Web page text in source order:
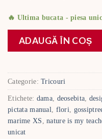
🔥 Ultima bucata - piesa
ADAUGĂ ÎN COȘ
Categorie:Tricouri
Etichete: dama deosebita
pictata manual
flori
marime XS ,nature is my
unicat